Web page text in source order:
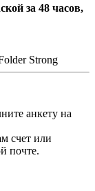
за 48 часов,
Strong
анкету на
счет или
почте.